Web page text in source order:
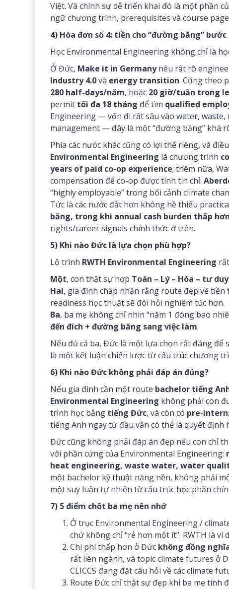
Việt. Và chính sự dễ triển khai đó là một phần
ngữ chương trình, prerequisites và course
4) Hóa đơn số 4: tiền cho “đường băng”
Học Environmental Engineering không chỉ là
Ở Đức, Make it in Germanynêu rất rõ
Industry 4.0và energy transition. Cũng theo
280 half-days/năm, hoặc 20 giờ/tuần trong
permit tối đa 18 tháng để tìm qualified
Engineering — vốn đi rất sâu vào water,
management — đây là một “đường băng” khá
Phía các nước khác cũng có lợi thế riêng, và
Environmental Engineering là chương trình
years of paid co-op experience; thêm nữa,
compensation để co-op được tính tín chỉ.
“highly employable” trong bối cảnh climate
Tức là các nước đắt hơn không hề thiếu
băng, trong khi annual cash burden thấp
rights/career signals chính thức ở trên.
5) Khi nào Đức là lựa chọn phù hợp?
Lộ trình RWTH Environmental Engineering
Một, con thật sự hợp Toán – Lý – Hóa – tư
Hai, gia đình chấp nhận rằng route đẹp về
readiness học thuật sẽ đòi hỏi nghiêm túc hơn.
Ba, ba mẹ không chỉ nhìn “năm 1 đóng bao
đến đích + đường băng sang việc làm.
Nếu đủ cả ba, Đức là một lựa chọn rất đáng
là một kết luận chiến lược từ cấu trúc chương
6) Khi nào Đức không phải đáp án đúng?
Nếu gia đình cần một route bachelor tiếng
Environmental Engineering không phải con
trình học bằng tiếng Đức, và còn có pre-
tiếng Anh ngay từ đầu vẫn có thể là quyết định
Đức cũng không phải đáp án đẹp nếu con chỉ
với phần cứng của Environmental Engineering:
heat engineering, waste water, water
một bachelor kỹ thuật nặng nền, không phải
một suy luận tự nhiên từ cấu trúc học phần
7) 5 điểm chốt ba mẹ nên nhớ
Ở trục Environmental Engineering /
chứ không chỉ “rẻ hơn một ít”. RWTH là ví
Chi phí thấp hơn ở Đức không đồng
rất liên ngành, và topic climate futures ở
CLICCS đang đặt câu hỏi về các climate
Route Đức chỉ thật sự đẹp khi ba mẹ tính